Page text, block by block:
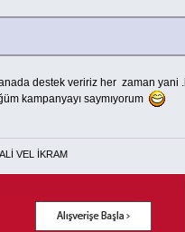
destek veririz her zaman yani
kampanyayı saymıyorum